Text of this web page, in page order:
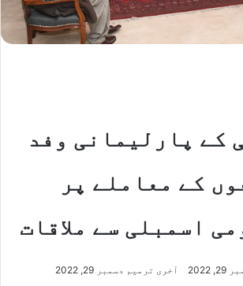
کے پارلیمانی وفد
کے معاملے پر
اسمبلی سے ملاقات
2022 آخری ترمیم دسمبر 29, 2022